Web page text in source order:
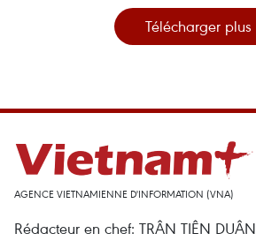
Télécharger plus
AGENCE VIETNAMIENNE D'INFORMATION (VNA)
Rédacteur en chef: TRÂN TIÊN DUÂN